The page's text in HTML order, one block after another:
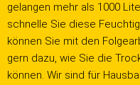
i
e
gelangen mehr als 1000
schnelle Sie diese
können Sie mit den
gern dazu, wie Sie die
können. Wir sind für